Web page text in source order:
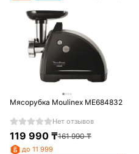
Мясорубка Moulinex ME684832
Нет отзывов
119 990₸161 990₸
до 11 999